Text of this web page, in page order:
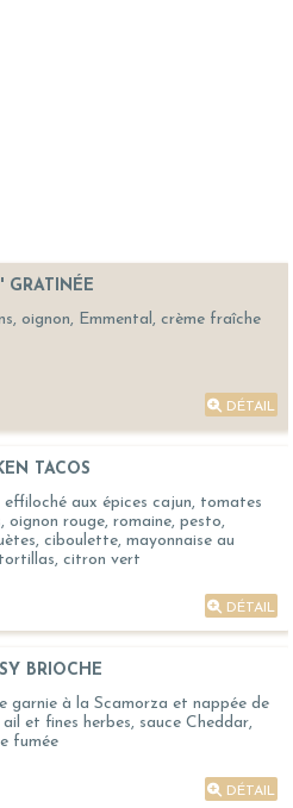
GRATINÉE
oignon, Emmental, crème fraîche
DÉTAIL
TACOS
effiloché aux épices cajun, tomates
oignon rouge, romaine, pesto,
ciboulette, mayonnaise au
citron vert
DÉTAIL
BRIOCHE
garnie à la Scamorza et nappée de
et fines herbes, sauce Cheddar,
fumée
DÉTAIL